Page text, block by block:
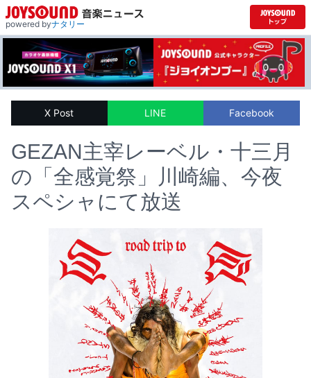
powered byナタリー
X Post LINE Facebook
GEZAN主宰レーベル・十三月
の「全感覚祭」川崎編、今夜
スペシャにて放送